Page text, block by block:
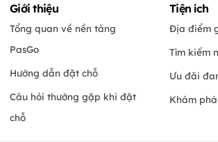
Giới thiệu
Tổng quan về nền tảng
PasGo
Hướng dẫn đặt chỗ
Câu hỏi thường gặp khi đặt
chỗ
Tiện ích
Địa điểm
Tìm kiếm
Ưu đãi
Khám